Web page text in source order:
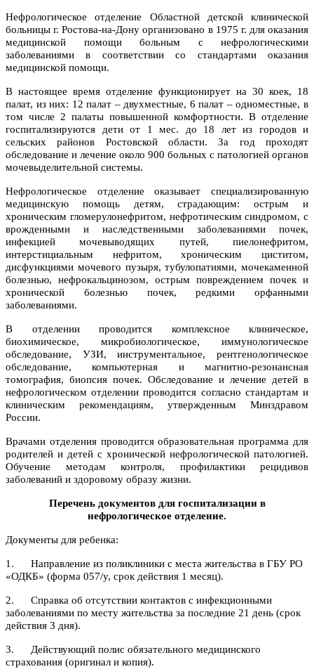
Нефрологическое отделение Областной детской клинической
больницы г. Ростова-на-Дону организовано в 1975 г. для оказания
медицинской помощи больным с нефрологическими
заболеваниями в соответствии со стандартами оказания
медицинской помощи.
В настоящее время отделение функционирует на 30 коек, 18
палат, из них: 12 палат – двухместные, 6 палат – одноместные, в
том числе 2 палаты повышенной комфортности. В отделение
госпитализируются дети от 1 мес. до 18 лет из городов и
сельских районов Ростовской области. За год проходят
обследование и лечение около 900 больных с патологией органов
мочевыделительной системы.
Нефрологическое отделение оказывает специализированную
медицинскую помощь детям, страдающим: острым и
хроническим гломерулонефритом, нефротическим синдромом, с
врожденными и наследственными заболеваниями почек,
инфекцией мочевыводящих путей, пиелонефритом,
интерстициальным нефритом, хроническим циститом,
дисфункциями мочевого пузыря, тубулопатиями, мочекаменной
болезнью, нефрокальцинозом, острым повреждением почек и
хронической болезнью почек, редкими орфанными
заболеваниями.
В отделении проводится комплексное клиническое,
биохимическое, микробиологическое, иммунологическое
обследование, УЗИ, инструментальное, рентгенологическое
обследование, компьютерная и магнитно-резонансная
томография, биопсия почек. Обследование и лечение детей в
нефрологическом отделении проводится согласно стандартам и
клиническим рекомендациям, утвержденным Минздравом
России.
Врачами отделения проводится образовательная программа для
родителей и детей с хронической нефрологической патологией.
Обучение методам контроля, профилактики рецидивов
заболеваний и здоровому образу жизни.
Перечень документов для госпитализации в
нефрологическое отделение.
Документы для ребенка:
1. Направление из поликлиники с места жительства в ГБУ РО
«ОДКБ» (форма 057/у, срок действия 1 месяц).
2. Справка об отсутствии контактов с инфекционными
заболеваниями по месту жительства за последние 21 день (срок
действия 3 дня).
3. Действующий полис обязательного медицинского
страхования (оригинал и копия).